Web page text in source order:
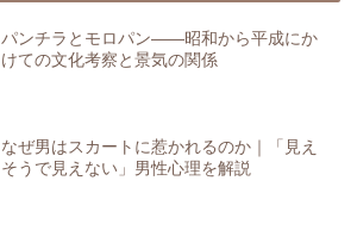
パンチラとモロパン――昭和から平成にか
けての文化考察と景気の関係
なぜ男はスカートに惹かれるのか｜「見え
そうで見えない」男性心理を解説